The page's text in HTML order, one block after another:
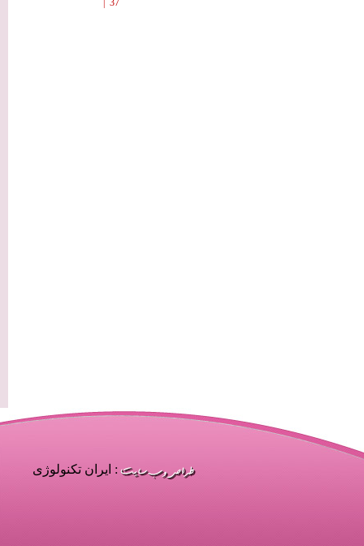
| 37
: ایران تکنولوژی